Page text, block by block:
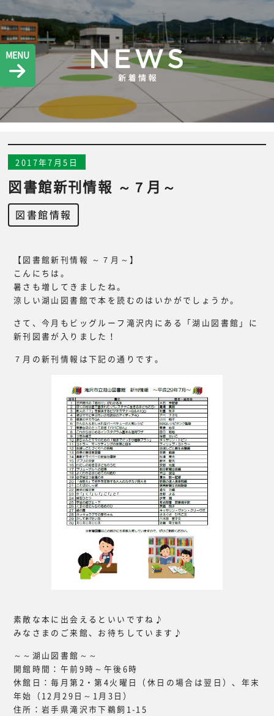
MENU
2017年7月5日
図書館新刊情報 ～７月～
図書館情報
【図書館新刊情報 ～７月～】
こんにちは。
暑さも増してきましたね。
涼しい湖山図書館で本を読むのはいかがでしょうか。
さて、今月もビッグルーフ滝沢内にある「湖山図書館」に
新刊図書が入りました！
７月の新刊情報は下記の通りです。
素敵な本に出会えるといいですね♪
みなさまのご来館、お待ちしています♪
～～湖山図書館～～
開館時間：午前9時～午後6時
休館日：毎月第2・第4火曜日（休日の場合は翌日）、年末
年始（12月29日～1月3日）
住所：岩手県滝沢市下鵜飼1-15